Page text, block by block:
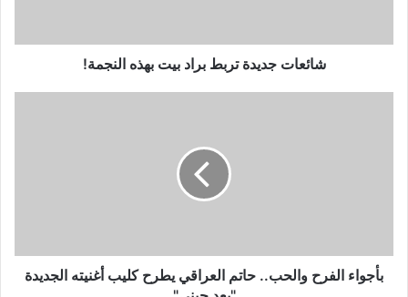
شائعات جديدة تربط براد بيت بهذه النجمة!
الجديدة
"بعد
بأجواء الفرح والحب.. حاتم العراقي يطرح كليب أغنيته الجديدة